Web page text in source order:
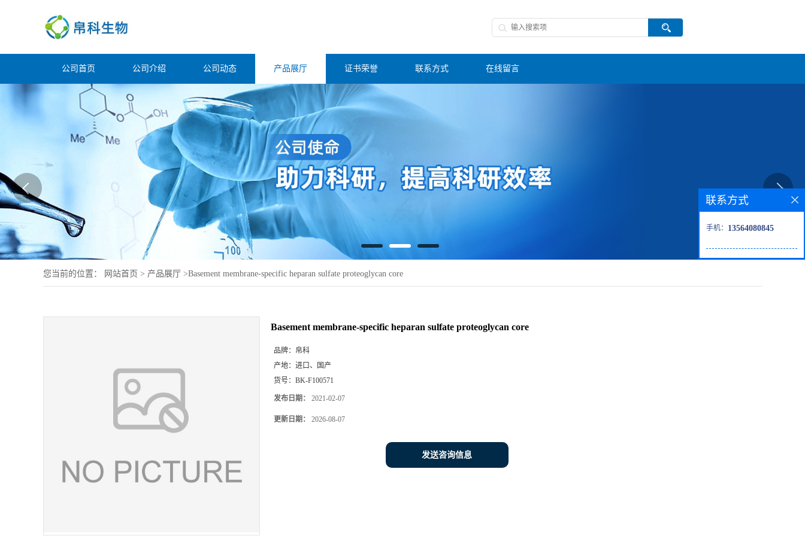
公司首页 公司介绍 公司动态 产品展厅 证书荣誉 联系方式 在线留言
您当前的位置： 网站首页 > 产品展厅 >Basement membrane-specific heparan sulfate proteoglycan core
Basement membrane-specific heparan sulfate proteoglycan core
品牌： 帛科
产地： 进口、国产
货号： BK-F100571
发布日期： 2021-02-07
更新日期： 2026-08-07
发送咨询信息
联系方式
手机： 13564080845